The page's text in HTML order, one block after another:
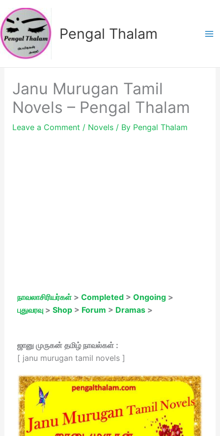
Skip
to
content
Pengal Thalam
Janu Murugan Tamil
Novels – Pengal Thalam
Leave a Comment / Novels/ By Pengal Thalam
நாவலாசிரியர்கள் > Completed > Ongoing>
புதுவரவு > Shop> Forum > Dramas>
ஜானு முருகன் தமிழ் நாவல்கள் :
[ janu murugan tamil novels ]